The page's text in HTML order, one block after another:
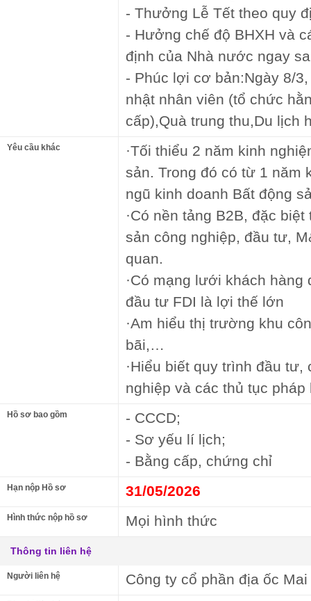
- Thưởng Lễ Tết theo quy
- Hưởng chế độ BHXH và
định của Nhà nước ngay
- Phúc lợi cơ bản:Ngày 8/
nhật nhân viên (tổ chức
cấp),Quà trung thu,Du lịch
Yêu cầu khác
·Tối thiểu 2 năm kinh
sản. Trong đó có từ 1 năm
ngũ kinh doanh Bất động
·Có nền tảng B2B, đặc
sản công nghiệp, đầu tư,
quan.
·Có mạng lưới khách hàng
đầu tư FDI là lợi thế lớn
·Am hiểu thị trường khu
bãi,…
·Hiểu biết quy trình đầu
nghiệp và các thủ tục pháp
Hồ sơ bao gồm
- CCCD;
- Sơ yếu lí lịch;
- Bằng cấp, chứng chỉ
Hạn nộp Hồ sơ 31/05/2026
Hình thức nộp hồ sơ Mọi hình thức
Thông tin liên hệ
Người liên hệ Công ty cổ phần địa ốc Mai